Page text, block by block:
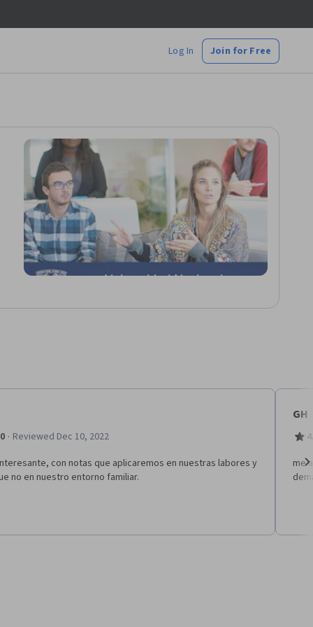
Log In Join for Free
· Reviewed Dec 10, 2022
con notas que aplicaremos en nuestras labores y
no en nuestro entorno familiar.
GH
me